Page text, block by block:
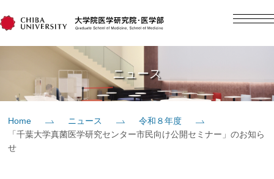
日本語
教育
ニュース
Home ニュース
令和８年度
「千葉大学真菌医学研究センター市民向け公開セミナー」のお知ら
せ